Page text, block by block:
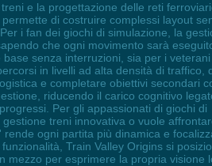
e la progettazione delle reti
di costruire complessi layout
i fan dei giochi di simulazione, la
che ogni movimento sarà
senza interruzioni, sia per i veterani
in livelli ad alta densità di traffico,
e completare obiettivi secondari
riducendo il carico cognitivo
Per gli appassionati di giochi di
treni innovativa o vuole
ogni partita più dinamica e
Train Valley Origins si
mezzo per esprimere la propria visione